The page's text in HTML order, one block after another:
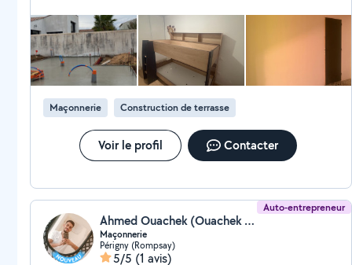
Maçonnerie Construction de terrasse
Voir le profil Contacter
Auto-entrepreneur
Ahmed Ouachek (Ouachek Construction)
Maçonnerie
Périgny (Rompsay)
5/5 (1 avis)